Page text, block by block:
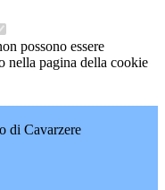
possono essere
nella pagina della cookie
di Cavarzere